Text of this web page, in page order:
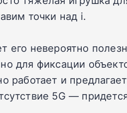
точки над i.
его невероятно
для фиксации
работает и
5G —